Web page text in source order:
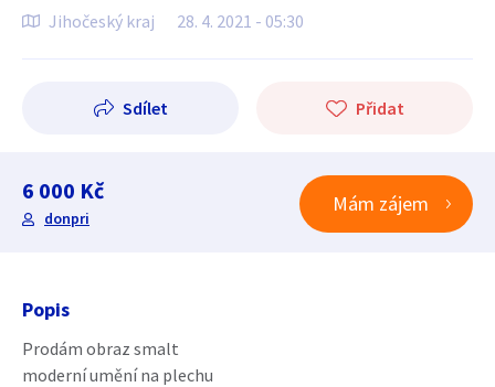
Jihočeský kraj 28. 4. 2021 - 05:30
Sdílet Přidat
6 000 Kč
donpri
Mám zájem
Popis
Prodám obraz smalt
moderní umění na plechu